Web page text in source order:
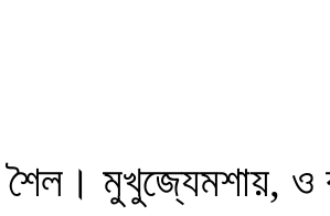
শৈল। মুখুজ্যেমশায়, ও